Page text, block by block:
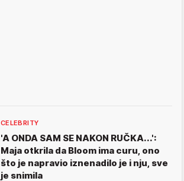
CELEBRITY
'A ONDA SAM SE NAKON RUČKA...':
Maja otkrila da Bloom ima curu, ono
što je napravio iznenadilo je i nju, sve
je snimila